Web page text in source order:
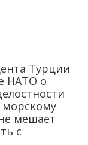
Турции
НАТО о
мешает
с